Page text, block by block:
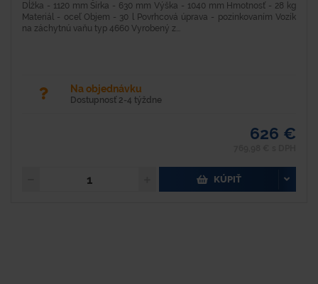
Dĺžka - 1120 mm Šírka - 630 mm Výška - 1040 mm Hmotnosť - 28 kg
Materiál - oceľ Objem - 30 l Povrhcová úprava - pozinkovaním Vozík
na záchytnú vaňu typ 4660 Vyrobený z...
Na objednávku
Dostupnosť 2-4 týždne
626 €
KÚPIŤ